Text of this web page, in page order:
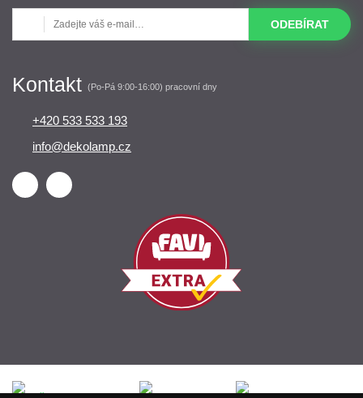
ODEBÍRAT
Kontakt (Po-Pá 9:00-16:00) pracovní dny
+420 533 533 193
info@dekolamp.cz